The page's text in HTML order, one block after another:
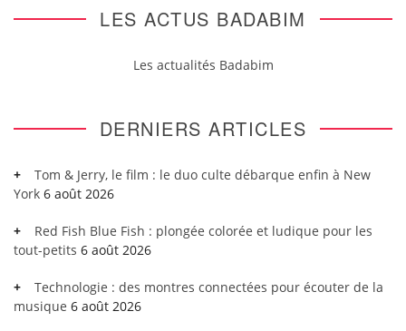
LES ACTUS BADABIM
Les actualités Badabim
DERNIERS ARTICLES
Tom & Jerry, le film : le duo culte débarque enfin à New
York 6 août 2026
Red Fish Blue Fish : plongée colorée et ludique pour les
tout-petits 6 août 2026
Technologie : des montres connectées pour écouter de la
musique 6 août 2026